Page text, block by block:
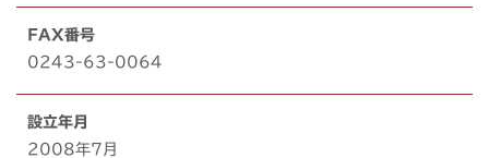
FAX番号
0243-63-0064
設立年月
2008年7月